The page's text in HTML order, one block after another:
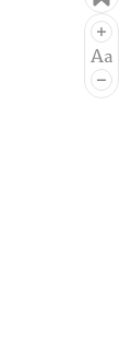
Điện ảnh
Âm nhạc